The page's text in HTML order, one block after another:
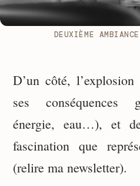
DEUXIÈME
D’un côté,
ses conséquences
énergie, eau…), et
fascination que
(relire ma newsletter).